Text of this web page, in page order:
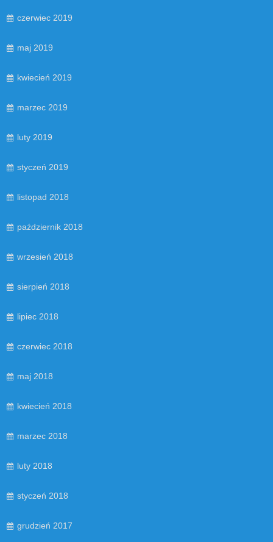
czerwiec 2019
maj 2019
kwiecień 2019
marzec 2019
luty 2019
styczeń 2019
listopad 2018
październik 2018
wrzesień 2018
sierpień 2018
lipiec 2018
czerwiec 2018
maj 2018
kwiecień 2018
marzec 2018
luty 2018
styczeń 2018
grudzień 2017